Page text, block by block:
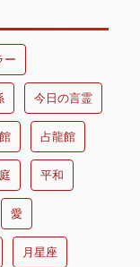
ー
今日の言霊
占龍館
平和
愛
月星座